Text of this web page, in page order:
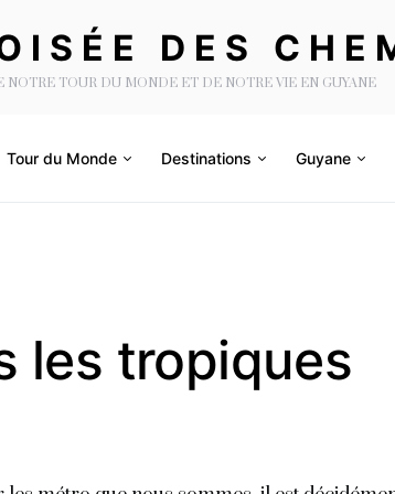
DES
NOTRE TOUR DU MONDE ET DE NOTRE VIE EN GUYANE
Tour du Monde Destinations Guyane
les tropiques